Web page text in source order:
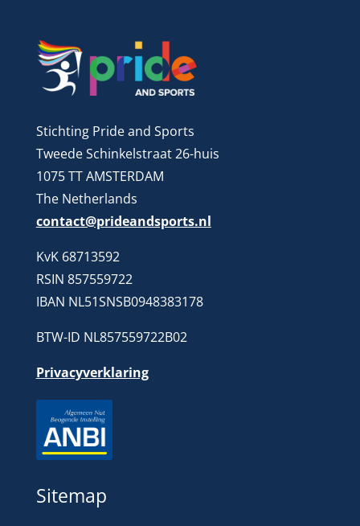
Stichting Pride and Sports
Tweede Schinkelstraat 26-huis
1075 TT AMSTERDAM
The Netherlands
contact@prideandsports.nl
KvK 68713592
RSIN 857559722
IBAN NL51SNSB0948383178
BTW-ID NL857559722B02
Privacyverklaring
Sitemap